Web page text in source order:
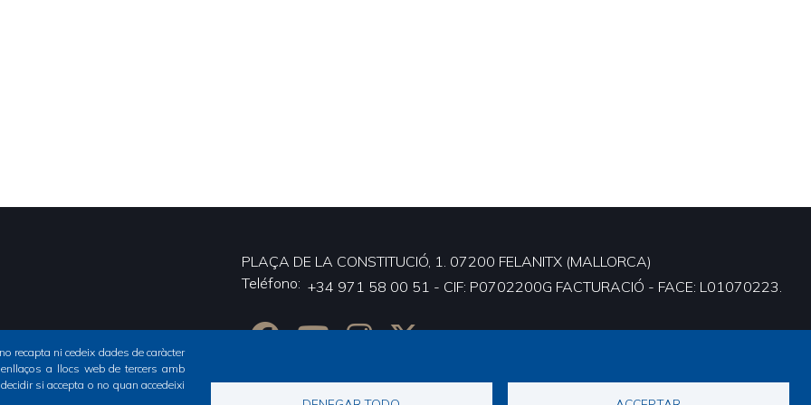
PLAÇA DE LA CONSTITUCIÓ, 1. 07200 FELANITX (MALLORCA)
Teléfono +34 971 58 00 51 - CIF: P0702200G FACTURACIÓ - FACE: L01070223.
recapta ni cedeix dades de caràcter
a llocs web de tercers amb
si accepta o no quan accedeixi